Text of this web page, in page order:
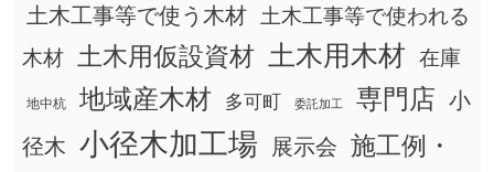
土木工事等で使う木材
土木工事等で使われる
木材
土木用仮設資材 土木用木材 在庫
地中杭 地域産木材 多可町 委託加工 専門店 小
径木 小径木加工場 展示会 施工例・